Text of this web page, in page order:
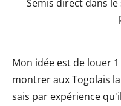
Semis direct dans
Mon idée est de louer
montrer aux Togolais
sais par expérience